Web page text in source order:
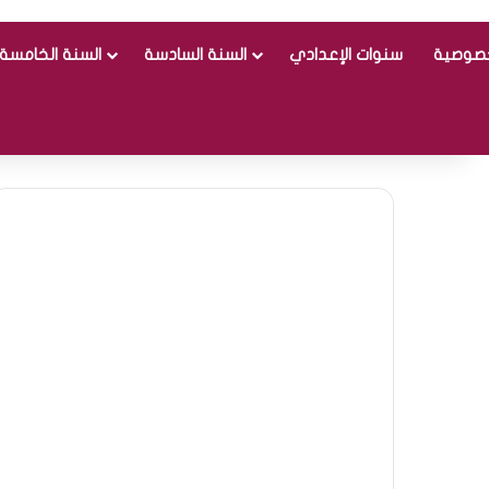
السنة الخامسة السنة السادسة سنوات الإعدادي